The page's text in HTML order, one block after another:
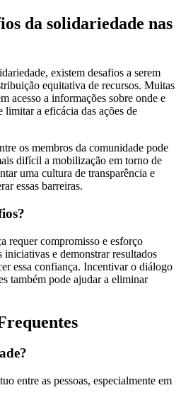
da solidariedade nas
existem desafios a serem
equitativa de recursos. Muitas
acesso a informações sobre onde e
a eficácia das ações de
os membros da comunidade pode
difícil a mobilização em torno de
uma cultura de transparência e
essas barreiras.
requer compromisso e esforço
iniciativas e demonstrar resultados
essa confiança. Incentivar o diálogo
também pode ajudar a eliminar
entre as pessoas, especialmente em